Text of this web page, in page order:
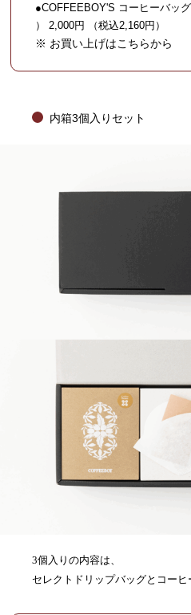
●COFFEEBOY'S コーヒーバッ
） 2,000円 （税込2,160円）
※ お買い上げはこちらから
内箱3個入りセット
3個入りの内容は、
セレクトドリップバッグとコーヒ